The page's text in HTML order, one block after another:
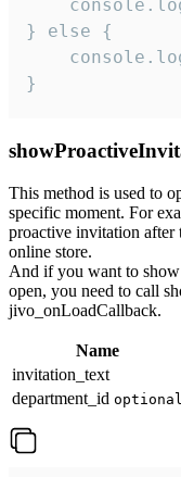
} else {
}
This method is used to
specific moment. For
proactive invitation after
online store.
And if you want to
open, you need to call
jivo_onLoadCallback.
Name
invitation_text
department_id optional